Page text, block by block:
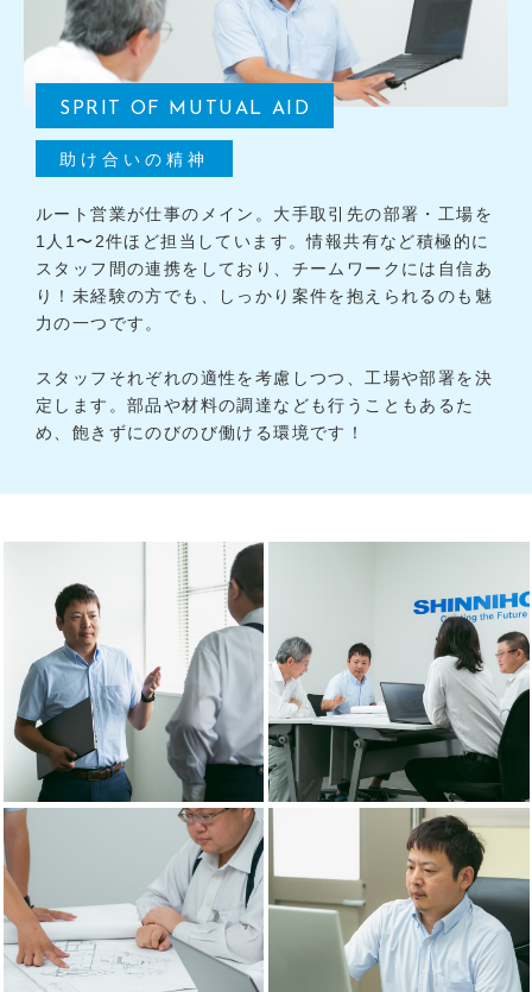
SPRIT OF MUTUAL AID
助け合いの精神
ルート営業が仕事のメイン。大手取引先の部署・工場を
1人1〜2件ほど担当しています。情報共有など積極的に
スタッフ間の連携をしており、チームワークには自信あ
り！未経験の方でも、しっかり案件を抱えられるのも魅
力の一つです。
スタッフそれぞれの適性を考慮しつつ、工場や部署を決
定します。部品や材料の調達なども行うこともあるた
め、飽きずにのびのび働ける環境です！